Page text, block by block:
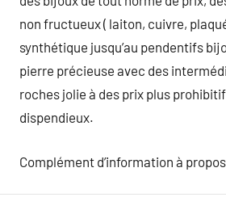
non fructueux ( laiton, cuivre,
synthétique jusqu’au pendentifs
pierre précieuse avec des
roches jolie à des prix plus
dispendieux.
Complément d’information à